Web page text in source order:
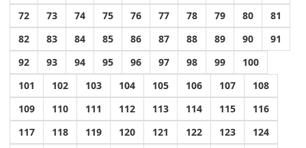
72
73 74 75 76 77 78 79 80
81
82
83 84 85 86 87 88 89 90
91
92
93 94 95 96 97 98 99
100
101
102 103 104 105 106 107
108
109
110 111 112 113 114 115
116
117
118 119 120 121 122 123
124